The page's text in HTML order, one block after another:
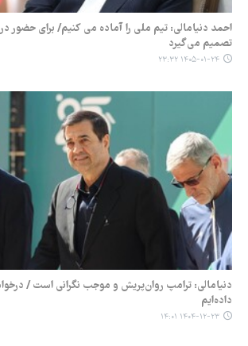
احمد دنیامالی: تیم ملی را آماده می کنیم/ برای حضور
تصمیم می‌گیرد
۱۴۰۵-۰۱-۲۴ ۲۳:۳۲
دنیامالی: ترامپ روان‌پریش و موجب نگرانی است /
داده‌ایم
۱۴۰۴-۱۲-۲۳ ۱۴:۰۱